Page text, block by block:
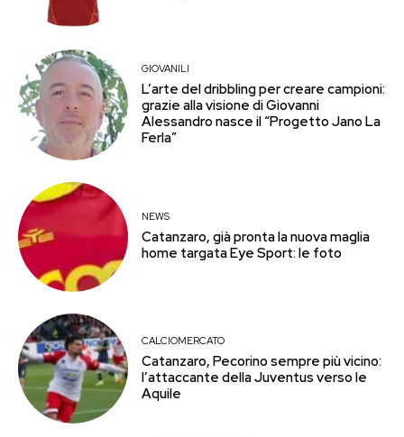
GIOVANILI
L’arte del dribbling per creare campioni:
grazie alla visione di Giovanni
Alessandro nasce il “Progetto Jano La
Ferla”
NEWS
Catanzaro, già pronta la nuova maglia
home targata Eye Sport: le foto
CALCIOMERCATO
Catanzaro, Pecorino sempre più vicino:
l’attaccante della Juventus verso le
Aquile